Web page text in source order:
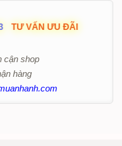
TƯ VẤN ƯU ĐÃI
cận shop
hàng